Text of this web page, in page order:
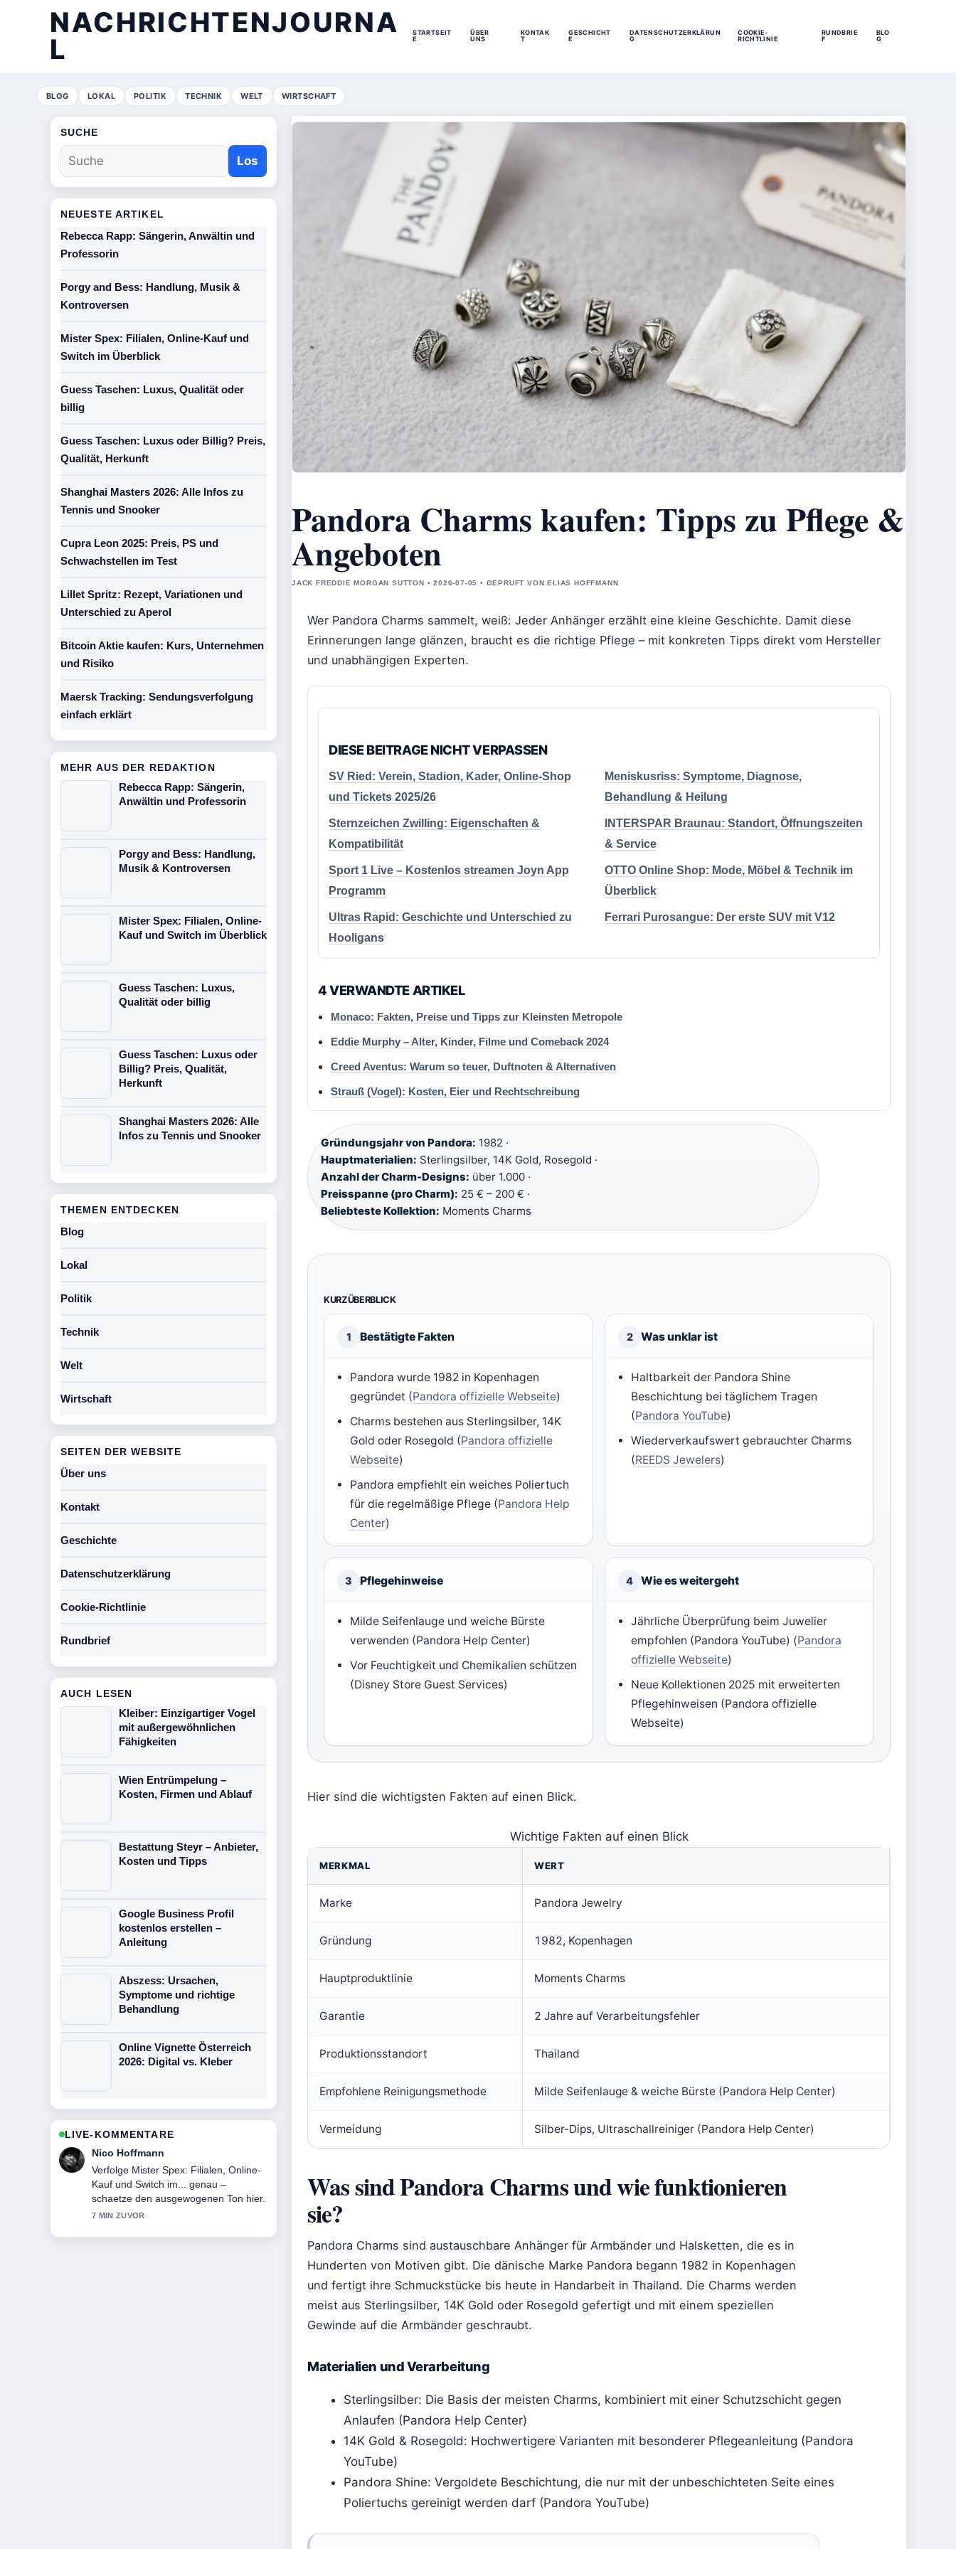
NACHRICHTENJOURNA
L
STARTSEIT
E
ÜBER
UNS
KONTAK
T
GESCHICHT
E
DATENSCHUTZERKLÄRUN
G
COOKIE-
RICHTLINIE
RUNDBRIE
F
BLO
G
BLOG LOKAL POLITIK TECHNIK WELT WIRTSCHAFT
Pandora Charms kaufen: Tipps zu Pflege &
Angeboten
JACK FREDDIE MORGAN SUTTON • 2026-07-05 • GEPRUFT VON ELIAS HOFFMANN
Wer Pandora Charms sammelt, weiß: Jeder Anhänger erzählt eine kleine Geschichte. Damit diese
Erinnerungen lange glänzen, braucht es die richtige Pflege – mit konkreten Tipps direkt vom Hersteller
und unabhängigen Experten.
DIESE BEITRAGE NICHT VERPASSEN
SV Ried: Verein, Stadion, Kader, Online-Shop
und Tickets 2025/26
Meniskusriss: Symptome, Diagnose,
Behandlung & Heilung
Sternzeichen Zwilling: Eigenschaften &
Kompatibilität
INTERSPAR Braunau: Standort, Öffnungszeiten
& Service
Sport 1 Live – Kostenlos streamen Joyn App
Programm
OTTO Online Shop: Mode, Möbel & Technik im
Überblick
Ultras Rapid: Geschichte und Unterschied zu
Hooligans
Ferrari Purosangue: Der erste SUV mit V12
4 VERWANDTE ARTIKEL
Monaco: Fakten, Preise und Tipps zur Kleinsten Metropole
Eddie Murphy – Alter, Kinder, Filme und Comeback 2024
Creed Aventus: Warum so teuer, Duftnoten & Alternativen
Strauß (Vogel): Kosten, Eier und Rechtschreibung
Gründungsjahr von Pandora: 1982 ·
Hauptmaterialien: Sterlingsilber, 14K Gold, Rosegold ·
Anzahl der Charm-Designs: über 1.000 ·
Preisspanne (pro Charm): 25 € – 200 € ·
Beliebteste Kollektion: Moments Charms
KURZÜBERBLICK
1 Bestätigte Fakten
Pandora wurde 1982 in Kopenhagen
gegründet (Pandora offizielle Webseite)
Charms bestehen aus Sterlingsilber, 14K
Gold oder Rosegold (Pandora offizielle
Webseite)
Pandora empfiehlt ein weiches Poliertuch
für die regelmäßige Pflege (Pandora Help
Center)
2 Was unklar ist
Haltbarkeit der Pandora Shine
Beschichtung bei täglichem Tragen
(Pandora YouTube)
Wiederverkaufswert gebrauchter Charms
(REEDS Jewelers)
3 Pflegehinweise
Milde Seifenlauge und weiche Bürste
verwenden (Pandora Help Center)
Vor Feuchtigkeit und Chemikalien schützen
(Disney Store Guest Services)
4 Wie es weitergeht
Jährliche Überprüfung beim Juwelier
empfohlen (Pandora YouTube) (Pandora
offizielle Webseite)
Neue Kollektionen 2025 mit erweiterten
Pflegehinweisen (Pandora offizielle
Webseite)
Hier sind die wichtigsten Fakten auf einen Blick.
Wichtige Fakten auf einen Blick
MERKMAL WERT
Marke Pandora Jewelry
Gründung 1982, Kopenhagen
Hauptproduktlinie Moments Charms
Garantie 2 Jahre auf Verarbeitungsfehler
Produktionsstandort Thailand
Empfohlene Reinigungsmethode Milde Seifenlauge & weiche Bürste (Pandora Help Center)
Vermeidung Silber-Dips, Ultraschallreiniger (Pandora Help Center)
Was sind Pandora Charms und wie funktionieren
sie?
Pandora Charms sind austauschbare Anhänger für Armbänder und Halsketten, die es in
Hunderten von Motiven gibt. Die dänische Marke Pandora begann 1982 in Kopenhagen
und fertigt ihre Schmuckstücke bis heute in Handarbeit in Thailand. Die Charms werden
meist aus Sterlingsilber, 14K Gold oder Rosegold gefertigt und mit einem speziellen
Gewinde auf die Armbänder geschraubt.
Materialien und Verarbeitung
Sterlingsilber: Die Basis der meisten Charms, kombiniert mit einer Schutzschicht gegen
Anlaufen (Pandora Help Center)
14K Gold & Rosegold: Hochwertigere Varianten mit besonderer Pflegeanleitung (Pandora
YouTube)
Pandora Shine: Vergoldete Beschichtung, die nur mit der unbeschichteten Seite eines
Poliertuchs gereinigt werden darf (Pandora YouTube)
SUCHE
Los
NEUESTE ARTIKEL
Rebecca Rapp: Sängerin, Anwältin und
Professorin
Porgy and Bess: Handlung, Musik &
Kontroversen
Mister Spex: Filialen, Online-Kauf und
Switch im Überblick
Guess Taschen: Luxus, Qualität oder
billig
Guess Taschen: Luxus oder Billig? Preis,
Qualität, Herkunft
Shanghai Masters 2026: Alle Infos zu
Tennis und Snooker
Cupra Leon 2025: Preis, PS und
Schwachstellen im Test
Lillet Spritz: Rezept, Variationen und
Unterschied zu Aperol
Bitcoin Aktie kaufen: Kurs, Unternehmen
und Risiko
Maersk Tracking: Sendungsverfolgung
einfach erklärt
MEHR AUS DER REDAKTION
Rebecca Rapp: Sängerin,
Anwältin und Professorin
Porgy and Bess: Handlung,
Musik & Kontroversen
Mister Spex: Filialen, Online-
Kauf und Switch im Überblick
Guess Taschen: Luxus,
Qualität oder billig
Guess Taschen: Luxus oder
Billig? Preis, Qualität,
Herkunft
Shanghai Masters 2026: Alle
Infos zu Tennis und Snooker
THEMEN ENTDECKEN
Blog
Lokal
Politik
Technik
Welt
Wirtschaft
SEITEN DER WEBSITE
Über uns
Kontakt
Geschichte
Datenschutzerklärung
Cookie-Richtlinie
Rundbrief
AUCH LESEN
Kleiber: Einzigartiger Vogel
mit außergewöhnlichen
Fähigkeiten
Wien Entrümpelung –
Kosten, Firmen und Ablauf
Bestattung Steyr – Anbieter,
Kosten und Tipps
Google Business Profil
kostenlos erstellen –
Anleitung
Abszess: Ursachen,
Symptome und richtige
Behandlung
Online Vignette Österreich
2026: Digital vs. Kleber
LIVE-KOMMENTARE
Hannah Weber
Hilfreicher Kontext zu Rebecca Rapp:
Sängerin, Anwältin und Professorin.
Bitte haltet diesen Liveticker aktuell.
9 MIN ZUVOR